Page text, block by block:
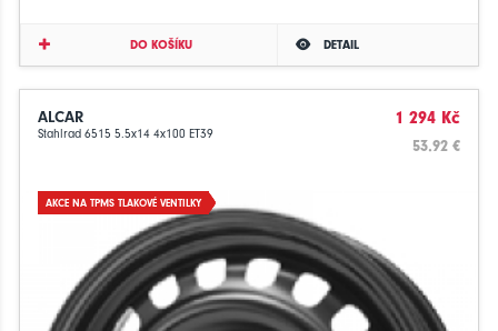
DO KOŠÍKU DETAIL
ALCAR
Stahlrad 6515 5.5x14 4x100 ET39
1 294 Kč
53.92 €
AKCE NA TPMS TLAKOVÉ VENTILKY